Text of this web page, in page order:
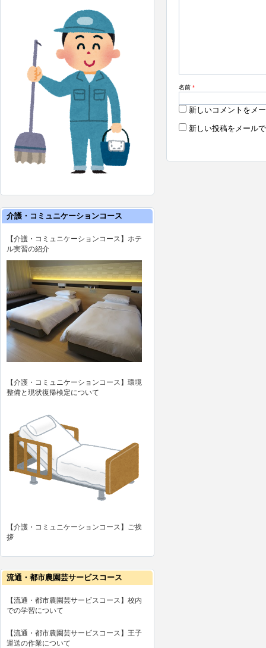
名前 *
新しいコメントをメ
新しい投稿をメール
介護・コミュニケーションコース
【介護・コミュニケーションコース】ホテ
ル実習の紹介
【介護・コミュニケーションコース】環境
整備と現状復帰検定について
【介護・コミュニケーションコース】ご挨
拶
流通・都市農園芸サービスコース
【流通・都市農園芸サービスコース】校内
での学習について
【流通・都市農園芸サービスコース】王子
運送の作業について